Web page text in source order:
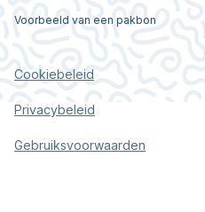
Voorbeeld van een pakbon
Cookiebeleid
Privacybeleid
Gebruiksvoorwaarden